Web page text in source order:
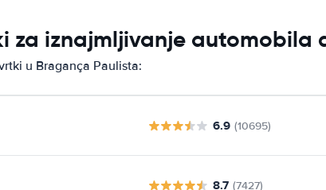
za iznajmljivanje automobila
u Bragança Paulista:
6.9 (10695)
8.7 (7427)